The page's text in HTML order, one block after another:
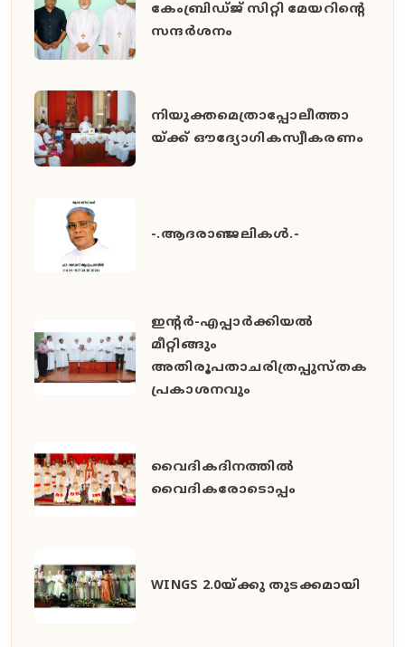
കേംബ്രിഡ്ജ് സിറ്റി മേയറിൻ്റെ
സന്ദർശനം
നിയുക്തമെത്രാപ്പോലീത്താ
യ്ക്ക് ഔദ്യോഗികസ്വീകരണം
-.ആദരാഞ്ജലികൾ.-
ഇൻ്റർ-എപ്പാർക്കിയൽ
മീറ്റിങ്ങും
അതിരൂപതാചരിത്രപ്പുസ്തക
പ്രകാശനവും
വൈദികദിനത്തിൽ
വൈദികരോടൊപ്പം
WINGS 2.0യ്ക്കു തുടക്കമായി